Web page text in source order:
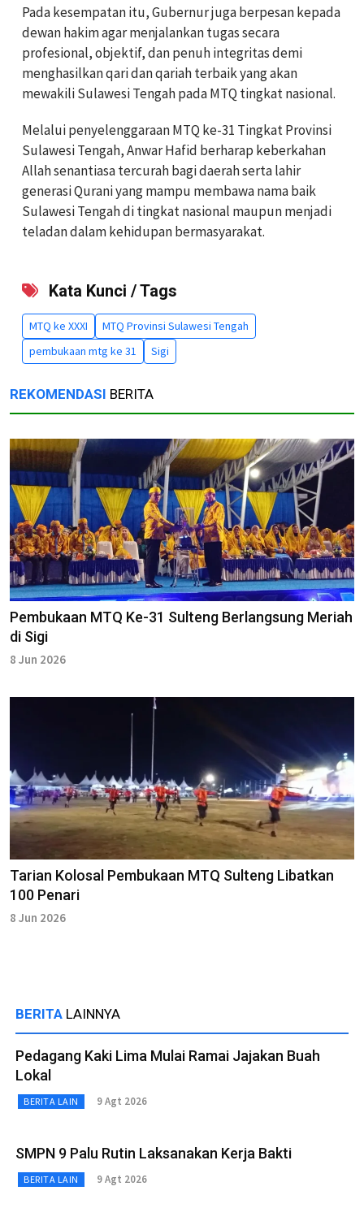
Pada kesempatan itu, Gubernur juga berpesan kepada
dewan hakim agar menjalankan tugas secara
profesional, objektif, dan penuh integritas demi
menghasilkan qari dan qariah terbaik yang akan
mewakili Sulawesi Tengah pada MTQ tingkat nasional.
Melalui penyelenggaraan MTQ ke-31 Tingkat Provinsi
Sulawesi Tengah, Anwar Hafid berharap keberkahan
Allah senantiasa tercurah bagi daerah serta lahir
generasi Qurani yang mampu membawa nama baik
Sulawesi Tengah di tingkat nasional maupun menjadi
teladan dalam kehidupan bermasyarakat.
Kata Kunci / Tags
MTQ ke XXXI
MTQ Provinsi Sulawesi Tengah
pembukaan mtg ke 31
Sigi
REKOMENDASI BERITA
Pembukaan MTQ Ke-31 Sulteng Berlangsung Meriah
di Sigi
8 Jun 2026
Tarian Kolosal Pembukaan MTQ Sulteng Libatkan
100 Penari
8 Jun 2026
BERITA LAINNYA
Pedagang Kaki Lima Mulai Ramai Jajakan Buah
Lokal
BERITA LAIN 9 Agt 2026
SMPN 9 Palu Rutin Laksanakan Kerja Bakti
BERITA LAIN 9 Agt 2026